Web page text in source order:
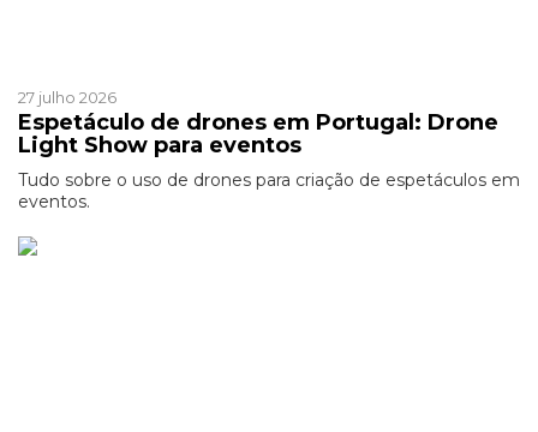
27 julho 2026
Espetáculo de drones em Portugal: Drone
Light Show para eventos
Tudo sobre o uso de drones para criação de espetáculos em
eventos.